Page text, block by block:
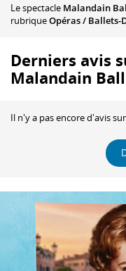
Le spectacle Malandain
rubriqueOpéras / Ballets-
Derniers avis
Malandain
Il n'y a pas encore d'avis sur